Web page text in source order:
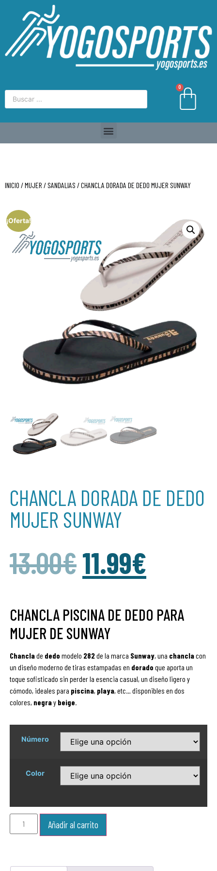
0
INICIO /MUJER /SANDALIAS / CHANCLA DORADA DE DEDO MUJER SUNWAY
¡Oferta!
CHANCLA DORADA DE DEDO
MUJER SUNWAY
13.00€11.99€
CHANCLA PISCINA DE DEDO PARA
MUJER DE SUNWAY
Chanclade dedo modelo 282de la marca Sunway, una chanclacon
un diseño moderno de tiras estampadas en dorado que aporta un
toque sofisticado sin perder la esencia casual, un diseño ligero y
cómodo, ideales para piscina, playa, etc… disponibles en dos
colores, negray beige
Número
Color
Añadir al carrito